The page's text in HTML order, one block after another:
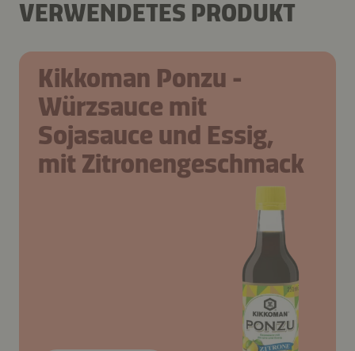
VERWENDETES PRODUKT
Kikkoman Ponzu -
Würzsauce mit
Sojasauce und Essig,
mit Zitronengeschmack